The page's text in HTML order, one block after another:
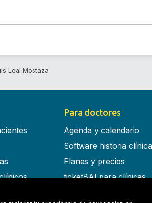
Leal Mostaza
Para doctores
Agenda y calendario
Software historia clínica
Planes y precios
ticketBAI para clínicas